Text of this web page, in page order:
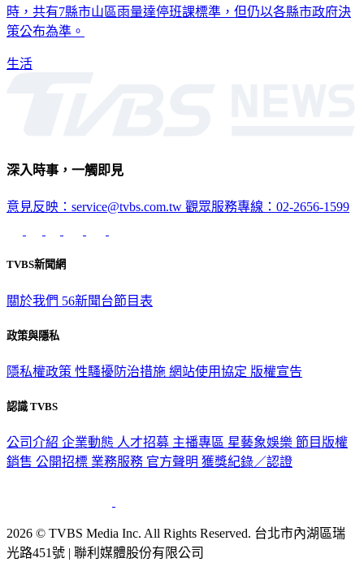
時，共有7縣市山區雨量達停班課標準，但仍以各縣市政府決
策公布為準。
生活
深入時事，一觸即見
意見反映：service@tvbs.com.tw 觀眾服務專線：02-2656-1599
TVBS新聞網
關於我們 56新聞台節目表
政策與隱私
隱私權政策 性騷擾防治措施 網站使用協定 版權宣告
認識 TVBS
公司介紹 企業動態 人才招募 主播專區 星藝象娛樂 節目版權
銷售 公開招標 業務服務 官方聲明 獲獎紀錄／認證
2026 © TVBS Media Inc. All Rights Reserved. 台北市內湖區瑞
光路451號 | 聯利媒體股份有限公司